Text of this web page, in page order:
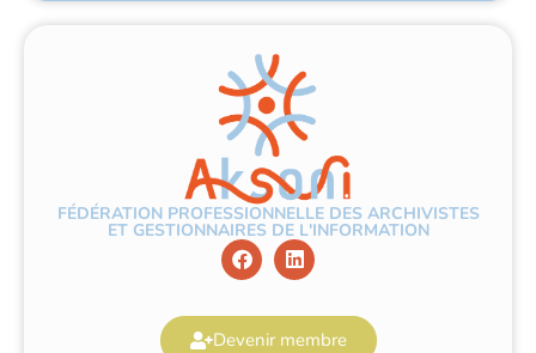
FÉDÉRATION PROFESSIONNELLE DES ARCHIVISTES
ET GESTIONNAIRES DE L'INFORMATION
Devenir membre